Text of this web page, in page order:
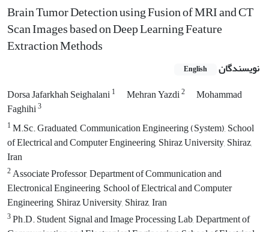
Brain Tumor Detection using Fusion of MRI and CT
Scan Images based on Deep Learning Feature
Extraction Methods
نویسندگان English
Dorsa Jafarkhah Seighalani1 Mehran Yazdi2
Mohammad
Faghihi3
1M.Sc. Graduated, Communication Engineering (System), School
of Electrical and Computer Engineering, Shiraz University, Shiraz,
Iran
2Associate Professor, Department of Communication and
Electronical Engineering, School of Electrical and Computer
Engineering, Shiraz University, Shiraz, Iran
3Ph.D. Student, Signal and Image Processing Lab, Department of